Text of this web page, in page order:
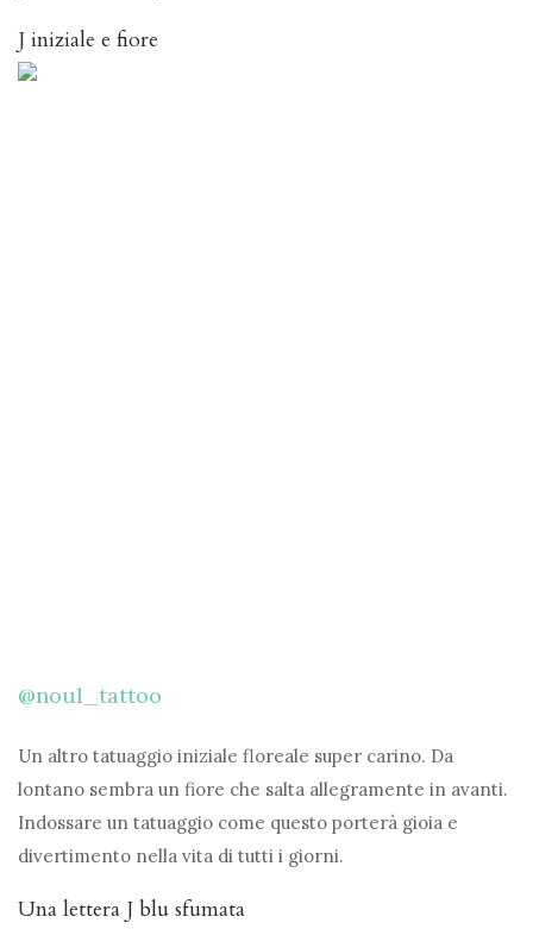
J iniziale e fiore
@noul_tattoo
Un altro tatuaggio iniziale floreale super carino. Da
lontano sembra un fiore che salta allegramente in avanti.
Indossare un tatuaggio come questo porterà gioia e
divertimento nella vita di tutti i giorni.
Una lettera J blu sfumata